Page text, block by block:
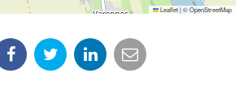
Leaflet|©OpenStreetMap
PartagerPartagerPartagerPartager